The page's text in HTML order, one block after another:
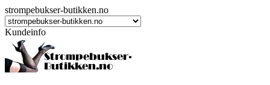
strompebukser-butikken.no
Kundeinfo